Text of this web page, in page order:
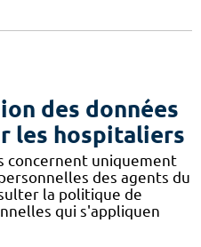
des données
les hospitaliers
concernent uniquement
des agents du
la politique de
qui s'appliquen